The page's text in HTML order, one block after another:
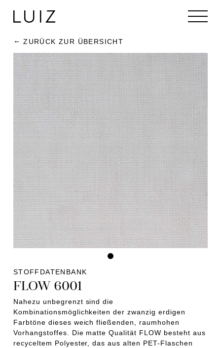
ZURÜCK ZUR ÜBERSICHT
STOFFDATENBANK
FLOW 6001
Nahezu unbegrenzt sind die
Kombinationsmöglichkeiten der zwanzig erdigen
Farbtöne dieses weich fließenden, raumhohen
Vorhangstoffes. Die matte Qualität FLOW besteht aus
recyceltem Polyester, das aus alten PET-Flaschen